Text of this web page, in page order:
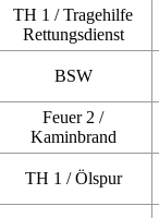
TH 1 / Tragehilfe
Rettungsdienst
BSW
Feuer 2 /
Kaminbrand
TH 1 / Ölspur